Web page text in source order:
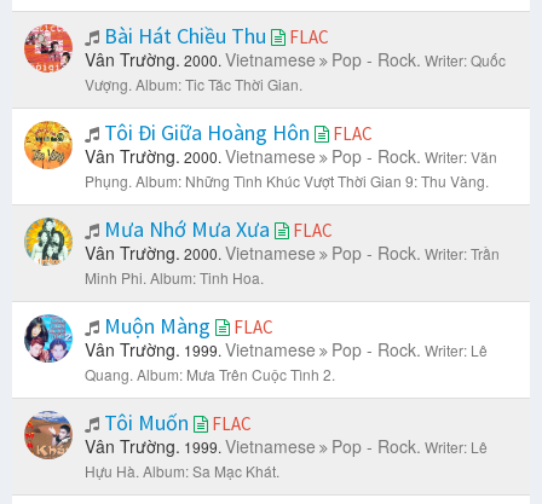
Bài Hát Chiều Thu FLAC
Vân Trường. 2000. Vietnamese Pop - Rock. Writer: Quốc
Vượng. Album: Tic Tăc Thời Gian.
Tôi Đi Giữa Hoàng Hôn FLAC
Vân Trường. 2000. Vietnamese Pop - Rock. Writer: Văn
Phụng. Album: Những Tình Khúc Vượt Thời Gian 9: Thu Vàng.
Mưa Nhớ Mưa Xưa FLAC
Vân Trường. 2000. Vietnamese Pop - Rock. Writer: Trần
Minh Phi. Album: Tinh Hoa.
Muộn Màng FLAC
Vân Trường. 1999. Vietnamese Pop - Rock. Writer: Lê
Quang. Album: Mưa Trên Cuộc Tình 2.
Tôi Muốn FLAC
Vân Trường. 1999. Vietnamese Pop - Rock. Writer: Lê
Hựu Hà. Album: Sa Mạc Khát.